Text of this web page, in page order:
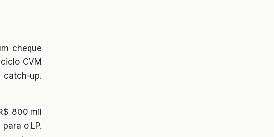
cheque
CVM
catch-up.
800 mil
o LP.